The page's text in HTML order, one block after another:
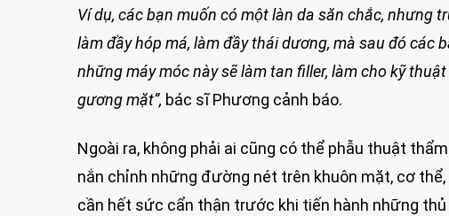
Ví dụ, các bạn muốn có một làn da săn chắc, nhưng
làm đầy hóp má, làm đầy thái dương, mà sau đó các
những máy móc này sẽ làm tan filler, làm cho kỹ
gương mặt”, bác sĩ Phương cảnh báo.
Ngoài ra, không phải ai cũng có thể phẫu thuật
nắn chỉnh những đường nét trên khuôn mặt, cơ
cần hết sức cẩn thận trước khi tiến hành những